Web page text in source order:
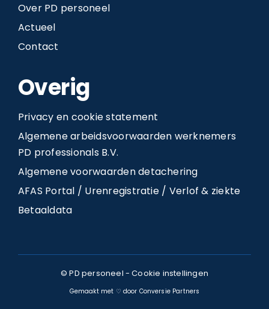
Over PD personeel
Actueel
Contact
Overig
Privacy en cookie statement
Algemene arbeidsvoorwaarden werknemers
PD professionals B.V.
Algemene voorwaarden detachering
AFAS Portal / Urenregistratie / Verlof & ziekte
Betaaldata
© PD personeel -Cookie instellingen
Gemaakt met ♡ door Conversie Partners